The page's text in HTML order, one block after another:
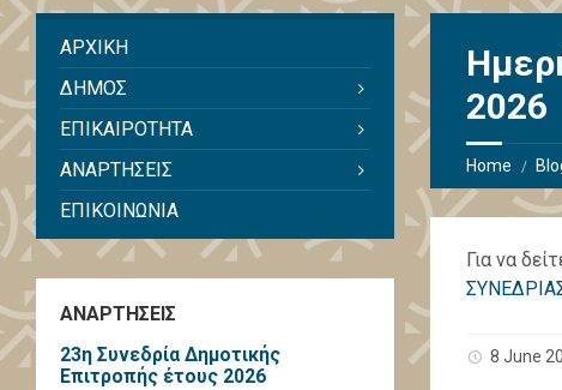
2026
Home
Για να
8 June
ΑΡΧΙΚΗ
ΔΗΜΟΣ
ΕΠΙΚΑΙΡΟΤΗΤΑ
ΑΝΑΡΤΗΣΕΙΣ
ΕΠΙΚΟΙΝΩΝΙΑ
ΑΝΑΡΤΗΣΕΙΣ
23η Συνεδρία Δημοτικής
Επιτροπής έτους 2026